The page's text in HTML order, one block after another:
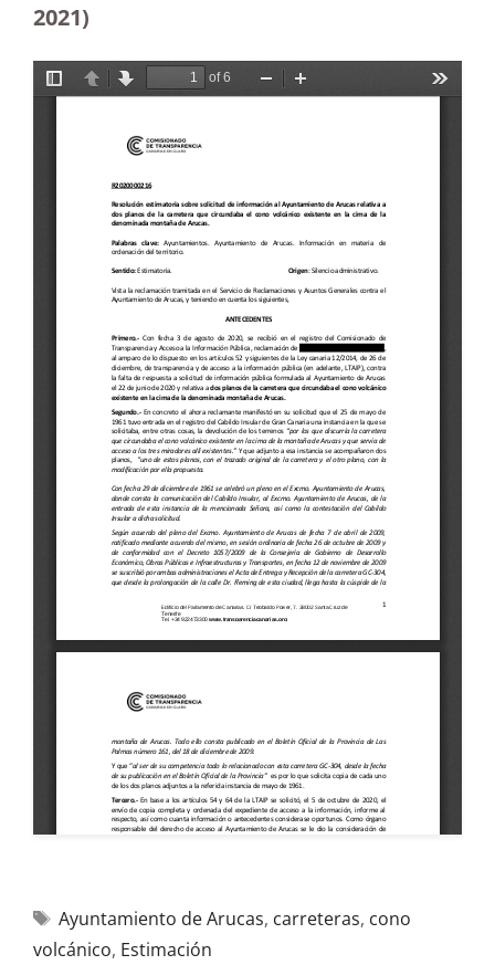
2021)
Ayuntamiento de Arucas, carreteras, cono
volcánico, Estimación